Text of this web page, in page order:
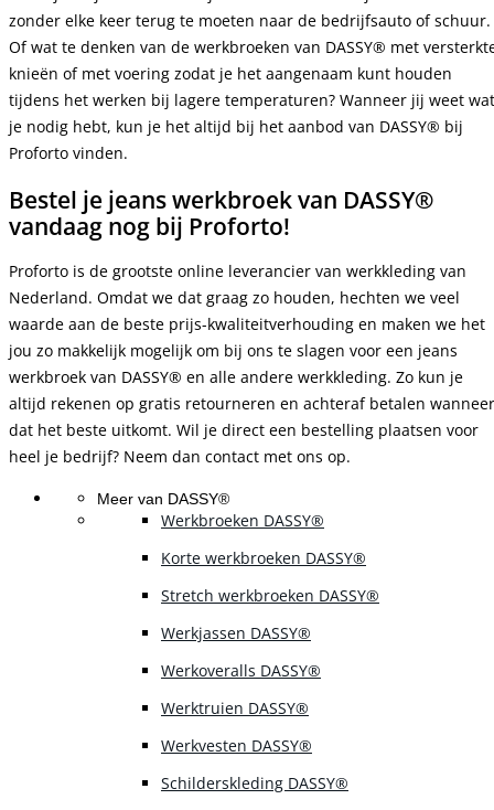
zonder elke keer terug te moeten naar de bedrijfsauto of schuur.
Of wat te denken van de werkbroeken van DASSY® met
knieën of met voering zodat je het aangenaam kunt houden
tijdens het werken bij lagere temperaturen? Wanneer jij weet wat
je nodig hebt, kun je het altijd bij het aanbod van DASSY® bij
Proforto vinden.
Bestel je jeans werkbroek van DASSY®
vandaag nog bij Proforto!
Proforto is de grootste online leverancier van werkkleding van
Nederland. Omdat we dat graag zo houden, hechten we veel
waarde aan de beste prijs-kwaliteitverhouding en maken we het
jou zo makkelijk mogelijk om bij ons te slagen voor een jeans
werkbroek van DASSY® en alle andere werkkleding. Zo kun je
altijd rekenen op gratis retourneren en achteraf betalen wanneer
dat het beste uitkomt. Wil je direct een bestelling plaatsen voor
heel je bedrijf? Neem dan contact met ons op.
Meer van DASSY®
Werkbroeken DASSY®
Korte werkbroeken DASSY®
Stretch werkbroeken DASSY®
Werkjassen DASSY®
Werkoveralls DASSY®
Werktruien DASSY®
Werkvesten DASSY®
Schilderskleding DASSY®